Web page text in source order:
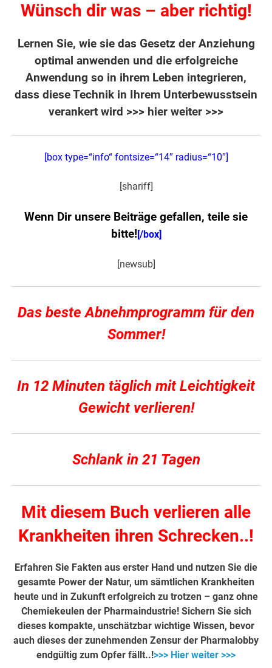
Wünsch dir was – aber richtig!
Lernen Sie, wie sie das Gesetz der Anziehung
optimal anwenden und die erfolgreiche
Anwendung so in ihrem Leben integrieren,
dass diese Technik in Ihrem Unterbewusstsein
verankert wird >>> hier weiter >>>
[box type=“info“ fontsize=“14″ radius=“10″]
[shariff]
Wenn Dir unsere Beiträge gefallen, teile sie
bitte! [/box]
[newsub]
Das beste Abnehmprogramm für den
Sommer!
In 12 Minuten täglich mit Leichtigkeit
Gewicht verlieren!
Schlank in 21 Tagen
Mit diesem Buch verlieren alle
Krankheiten ihren Schrecken..!
Erfahren Sie Fakten aus erster Hand und nutzen Sie die
gesamte Power der Natur, um sämtlichen Krankheiten
heute und in Zukunft erfolgreich zu trotzen – ganz ohne
Chemiekeulen der Pharmaindustrie! Sichern Sie sich
dieses kompakte, unschätzbar wichtige Wissen, bevor
auch dieses der zunehmenden Zensur der Pharmalobby
endgültig zum Opfer fällt..!>>> Hier weiter >>>